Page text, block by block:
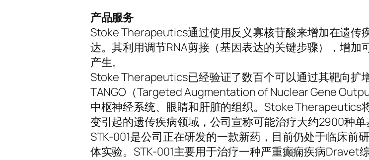
产品服务
Stoke Therapeutics通过使用反义寡核苷酸来增加在遗传
达。其利用调节RNA剪接（基因表达的关键步骤），增加
产生。
Stoke Therapeutics已经验证了数百个可以通过其靶向扩
TANGO（Targeted Augmentation of Nuclear Gene
中枢神经系统、眼睛和肝脏的组织。Stoke Therapeutics
变引起的遗传疾病领域，公司宣称可能治疗大约2900种单
STK-001是公司正在研发的一款新药，目前仍处于临床前
体实验。STK-001主要用于治疗一种严重癫痫疾病Dravet综